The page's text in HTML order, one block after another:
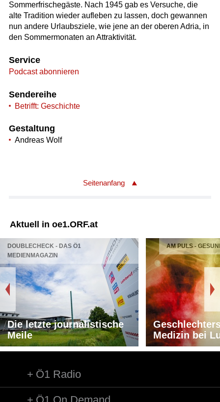
Sommerfrischegäste. Nach 1945 gab es Versuche, die
alte Tradition wieder aufleben zu lassen, doch gewannen
nun andere Urlaubsziele, wie jene an der oberen Adria, in
den Sommermonaten an Attraktivität.
Service
Podcast abonnieren
Sendereihe
Betrifft: Geschichte
Gestaltung
Andreas Wolf
Seitenanfang
Aktuell in oe1.ORF.at
DOUBLECHECK - DAS Ö1
MEDIENMAGAZIN
Die letzte journalistische
Meile
AM PULS -
Medizin bei
Ö1 Radio